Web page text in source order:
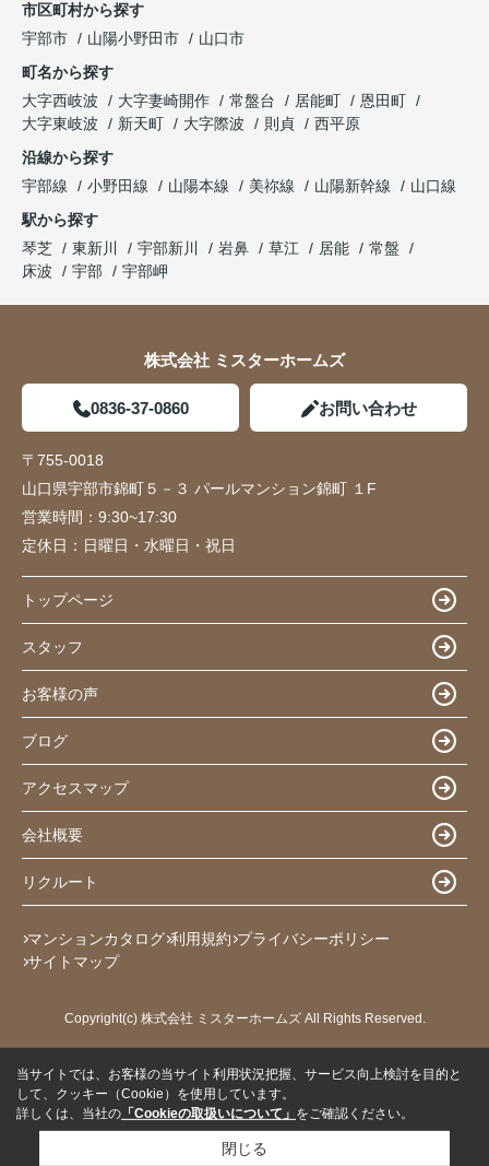
市区町村から探す
宇部市
山陽小野田市
山口市
町名から探す
大字西岐波
大字妻崎開作 常盤台 居能町
恩田町
大字東岐波
新天町 大字際波 則貞
西平原
沿線から探す
宇部線
小野田線 山陽本線 美祢線 山陽新幹線
山口線
駅から探す
琴芝
東新川 宇部新川 岩鼻 草江 居能
常盤
床波
宇部 宇部岬
株式会社 ミスターホームズ
0836-37-0860 お問い合わせ
〒755-0018
山口県宇部市錦町５－３ パールマンション錦町 １F
営業時間： 9:30~17:30
定休日： 日曜日・水曜日・祝日
トップページ
スタッフ
お客様の声
ブログ
アクセスマップ
会社概要
リクルート
マンションカタログ 利用規約 プライバシーポリシー
サイトマップ
Copyright(c) 株式会社 ミスターホームズ All Rights Reserved.
当サイトでは、お客様の当サイト利用状況把握、サービス向上検討を目的と
して、クッキー（Cookie）を使用しています。
詳しくは、当社の 「Cookieの取扱いについて」 をご確認ください。
閉じる